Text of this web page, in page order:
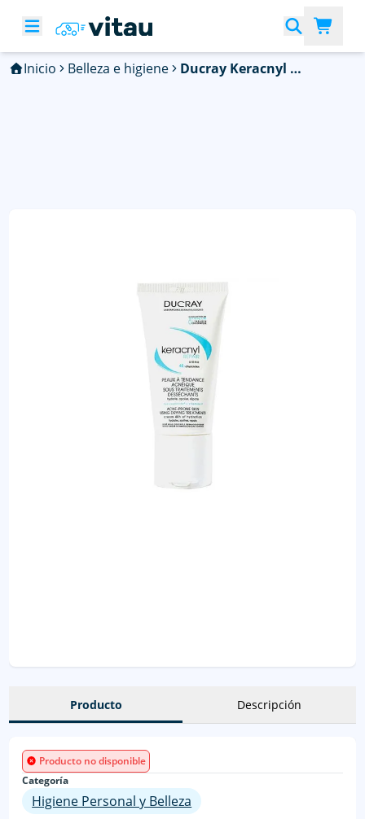
Inicio Belleza e higiene Ducray Keracnyl keracnyl crema repair
Producto Descripción
Producto no disponible
Categoría
Higiene Personal y Belleza